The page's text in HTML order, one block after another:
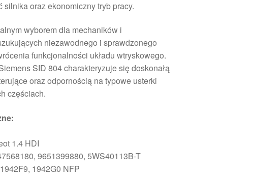
silnika oraz ekonomiczny tryb pracy.
wyborem dla mechaników i
niezawodnego i sprawdzonego
funkcjonalności układu wtryskowego.
SID 804 charakteryzuje się doskonałą
oraz odpornością na typowe usterki
częściach.
1.4 HDI
9651399880, 5WS40113B-T
1942G0 NFP